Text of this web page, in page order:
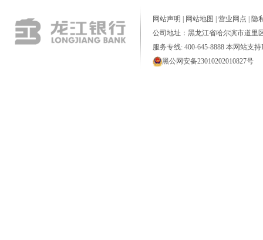
网站声明 | 网站地图 | 营业网点 | 隐
公司地址：黑龙江省哈尔滨市道里
服务专线: 400-645-8888 本网站支持
黑公网安备23010202010827号